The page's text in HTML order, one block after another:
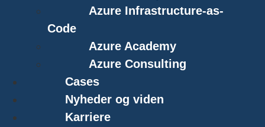
Azure Infrastructure-as-
Code
Azure Academy
Azure Consulting
Cases
Nyheder og viden
Karriere